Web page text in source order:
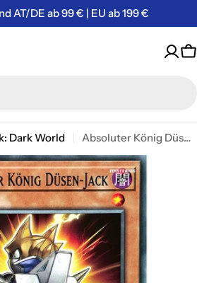
AT/DE ab 99 € | EU ab 199 €
Dark World Absoluter König Düsen-Jack - Common